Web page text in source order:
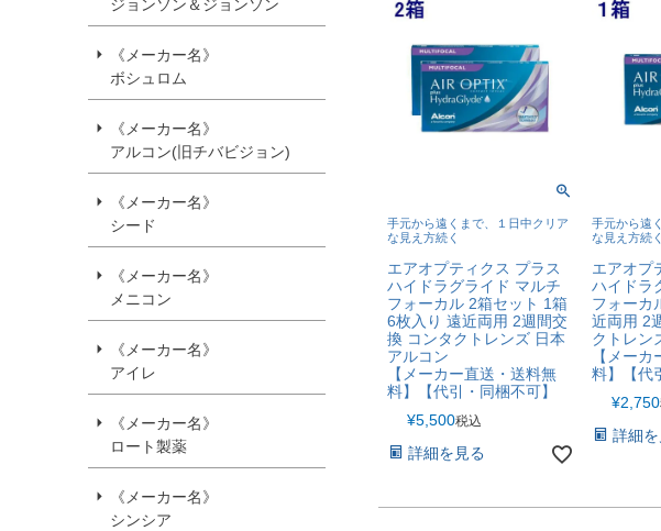
ジョンソン＆ジョンソン
《メーカー名》
ボシュロム
《メーカー名》
アルコン(旧チバビジョン)
《メーカー名》
シード
《メーカー名》
メニコン
《メーカー名》
アイレ
《メーカー名》
ロート製薬
《メーカー名》
シンシア
手元から遠くまで、１日中クリア
な見え方続く
エアオプティクス プラス
ハイドラグライド マルチ
フォーカル 2箱セット 1箱
6枚入り 遠近両用 2週間交
換 コンタクトレンズ 日本
アルコン
【メーカー直送・送料無
料】【代引・同梱不可】
¥5,500税込
詳細を見る
手元から遠
な見え方続く
エアオプ
ハイドラ
フォーカ
近両用 2
クトレン
【メー
料】【代
¥2,750
詳細を